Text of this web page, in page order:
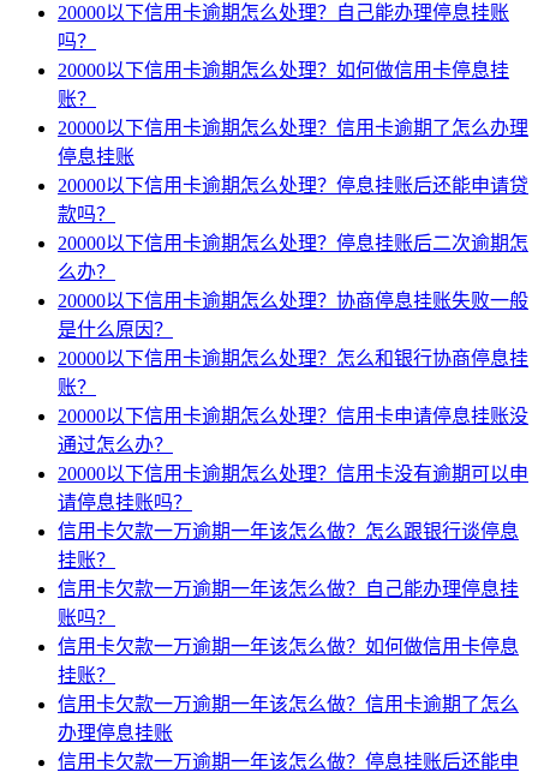
20000以下信用卡逾期怎么处理？自己能办理停息挂账
吗？
20000以下信用卡逾期怎么处理？如何做信用卡停息挂
账？
20000以下信用卡逾期怎么处理？信用卡逾期了怎么办理
停息挂账
20000以下信用卡逾期怎么处理？停息挂账后还能申请贷
款吗？
20000以下信用卡逾期怎么处理？停息挂账后二次逾期怎
么办？
20000以下信用卡逾期怎么处理？协商停息挂账失败一般
是什么原因？
20000以下信用卡逾期怎么处理？怎么和银行协商停息挂
账？
20000以下信用卡逾期怎么处理？信用卡申请停息挂账没
通过怎么办？
20000以下信用卡逾期怎么处理？信用卡没有逾期可以申
请停息挂账吗？
信用卡欠款一万逾期一年该怎么做？怎么跟银行谈停息
挂账？
信用卡欠款一万逾期一年该怎么做？自己能办理停息挂
账吗？
信用卡欠款一万逾期一年该怎么做？如何做信用卡停息
挂账？
信用卡欠款一万逾期一年该怎么做？信用卡逾期了怎么
办理停息挂账
信用卡欠款一万逾期一年该怎么做？停息挂账后还能申